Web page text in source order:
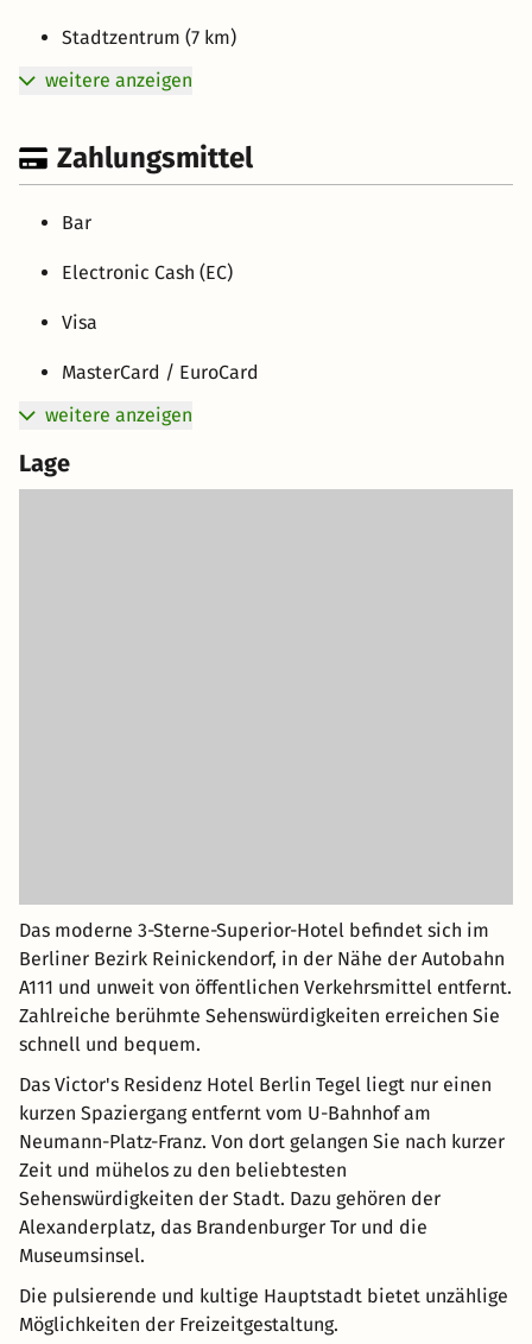
Stadtzentrum (7 km)
weitere anzeigen
Zahlungsmittel
Bar
Electronic Cash (EC)
Visa
MasterCard / EuroCard
weitere anzeigen
Lage
Das moderne 3-Sterne-Superior-Hotel befindet sich im
Berliner Bezirk Reinickendorf, in der Nähe der Autobahn
A111 und unweit von öffentlichen Verkehrsmittel entfernt.
Zahlreiche berühmte Sehenswürdigkeiten erreichen Sie
schnell und bequem.
Das Victor's Residenz Hotel Berlin Tegel liegt nur einen
kurzen Spaziergang entfernt vom U-Bahnhof am
Neumann-Platz-Franz. Von dort gelangen Sie nach kurzer
Zeit und mühelos zu den beliebtesten
Sehenswürdigkeiten der Stadt. Dazu gehören der
Alexanderplatz, das Brandenburger Tor und die
Museumsinsel.
Die pulsierende und kultige Hauptstadt bietet unzählige
Möglichkeiten der Freizeitgestaltung.